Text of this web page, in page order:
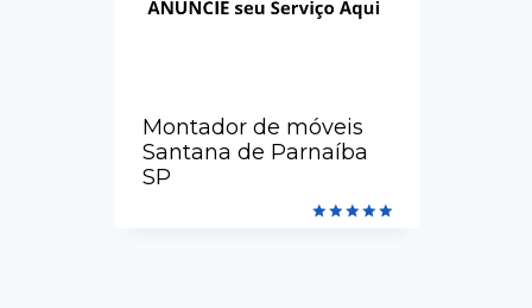
Montador de móveis
Santana de Parnaíba
SP